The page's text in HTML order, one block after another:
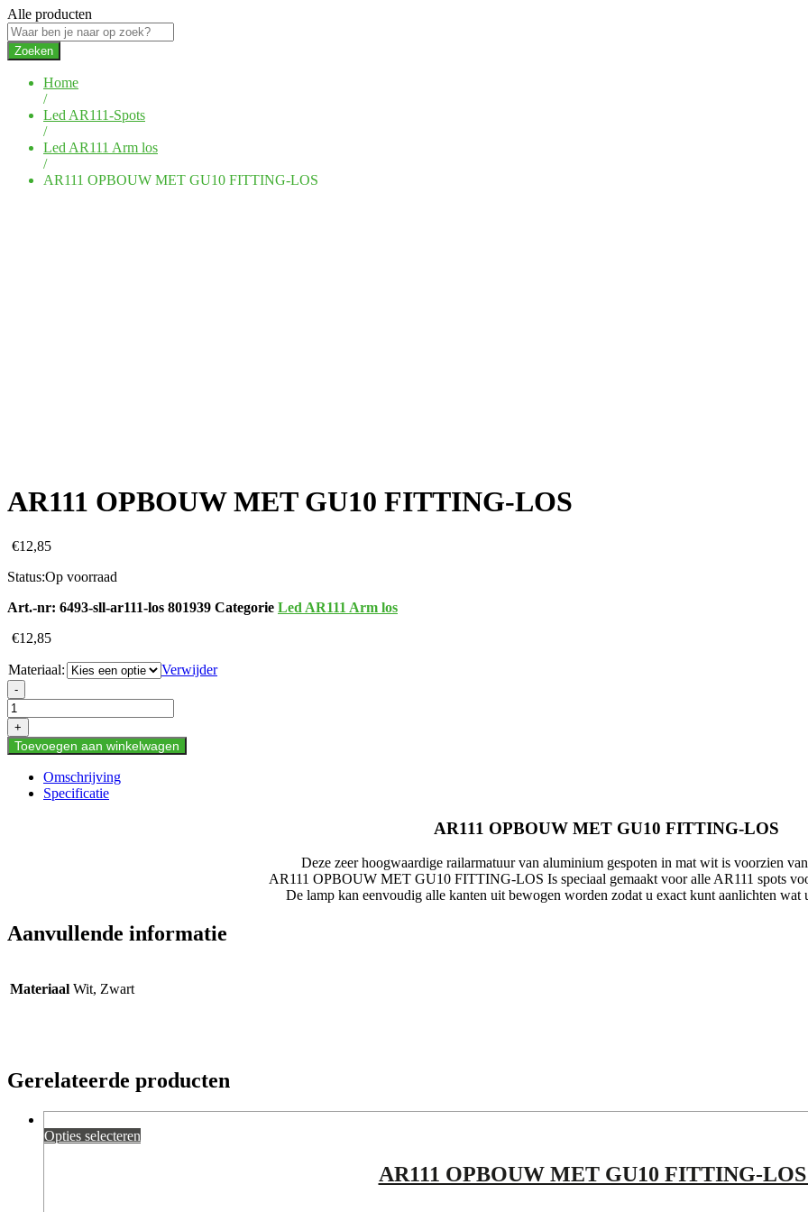
Alle producten
Zoeken
Home
/
Led AR111-Spots
/
Led AR111 Arm los
/
AR111 OPBOUW MET GU10 FITTING-LOS
AR111 OPBOUW MET GU10 FITTING-LOS
€12,85
Status:Op voorraad
Art.-nr: 6493-sll-ar111-los 801939 Categorie Led AR111 Arm los
€12,85
Materiaal:
Verwijder
AR111
OPBOUW
MET
GU10
FITTING-
aantal
-
+
Toevoegen aan winkelwagen
Omschrijving
Specificatie
AR111 OPBOUW MET GU10 FITTING-LOS
Deze zeer hoogwaardige railarmatuur van aluminium gespoten in mat wit is voorzien
AR111 OPBOUW MET GU10 FITTING-LOS Is speciaal gemaakt voor alle AR111 spots
De lamp kan eenvoudig alle kanten uit bewogen worden zodat u exact kunt aanlichten wat
Aanvullende informatie
Materiaal Wit, Zwart
Gerelateerde producten
Opties selecteren
AR111 OPBOUW MET GU10 FITTING-LOS